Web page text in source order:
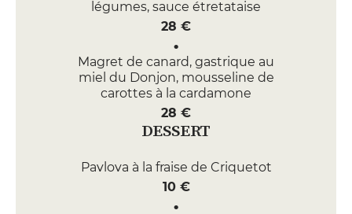
légumes, sauce étretataise
28 €
Magret de canard, gastrique au
miel du Donjon, mousseline de
carottes à la cardamone
28 €
DESSERT
Pavlova à la fraise de Criquetot
10 €